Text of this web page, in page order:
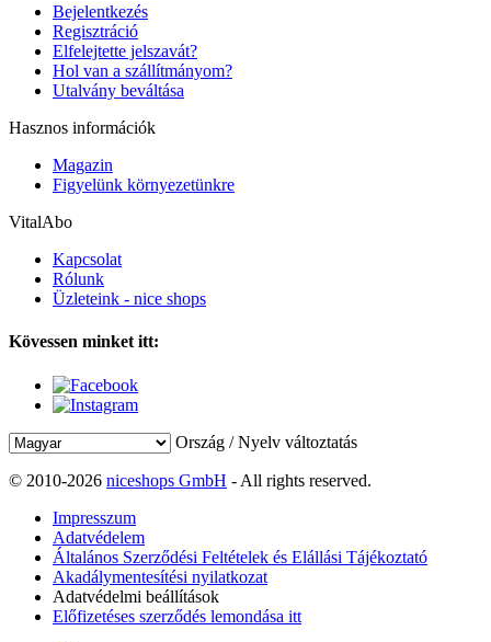
Bejelentkezés
Regisztráció
Elfelejtette jelszavát?
Hol van a szállítmányom?
Utalvány beváltása
Hasznos információk
Magazin
Figyelünk környezetünkre
VitalAbo
Kapcsolat
Rólunk
Üzleteink - nice shops
Kövessen minket itt:
Ország / Nyelv változtatás
© 2010-2026 niceshops GmbH - All rights reserved.
Impresszum
Adatvédelem
Általános Szerződési Feltételek és Elállási Tájékoztató
Akadálymentesítési nyilatkozat
Adatvédelmi beállítások
Előfizetéses szerződés lemondása itt